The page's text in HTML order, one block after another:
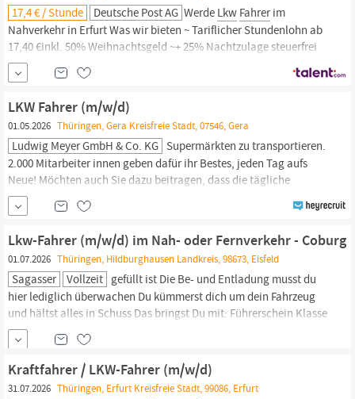
17,4 € / Stunde Deutsche Post AG Werde Lkw Fahrerim
Nahverkehr in Erfurt Was wir bieten ~ Tariflicher Stundenlohn ab
17,40 €inkl. 50% Weihnachtsgeld ~+ 25% Nachtzulage steuerfrei
schon ab 20:00 Uhr (bis 6:00 Uhr) ~ Weitere 50% Weihnachtsgeld
im November ~ Bis zu 332 € Urlaubsgeld ~ Ein krisensicherer
Arbeitsplatz, bezahlte Einarbeitung, garantierte
Gehaltssteigerung...
LKW Fahrer (m/w/d)
01.05.2026 Thüringen, Gera Kreisfreie Stadt, 07546, Gera
Ludwig Meyer GmbH & Co. KG Supermärkten zu transportieren.
2.000 Mitarbeiter innen geben dafür ihr Bestes, jeden Tag aufs
Neue! Möchten auch Sie dazu beitragen, dass die tägliche
Belieferung der Märkte des Lebensmitteleinzelhandels und somit
die Versorgung der Haushalte gewährleistet ist? Dann werden Sie
Teil unseres Teams und verstärken unseren Standort Gera als
LKW-Fahrer(m/w...
Lkw-Fahrer (m/w/d) im Nah- oder Fernverkehr - Coburg
01.07.2026 Thüringen, Hildburghausen Landkreis, 98673, Eisfeld
Sagasser Vollzeit gefüllt ist Die Be- und Entladung musst du
hier lediglich überwachen Du kümmerst dich um dein Fahrzeug
und hältst alles in Schuss Das bringst Du mit: Führerschein Klasse
C oder CE mit eingetragener Ziffer 95 und idealerweise eine
gültige
Fahrerkarte
ob Nah-oder Fernverkehr Du bist
Kraftfahrer / LKW-Fahrer (m/w/d)
31.07.2026 Thüringen, Erfurt Kreisfreie Stadt, 99086, Erfurt